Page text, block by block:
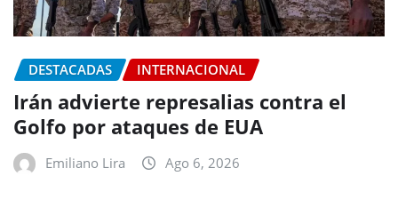
DESTACADAS INTERNACIONAL
Irán advierte represalias contra el
Golfo por ataques de EUA
Emiliano Lira Ago 6, 2026